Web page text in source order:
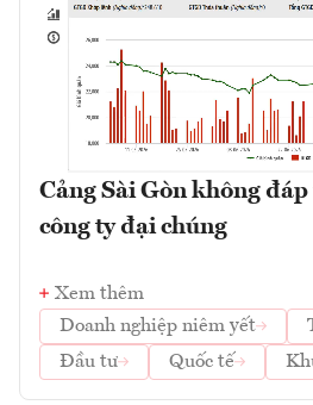
Cảng Sài Gòn không
công ty đại chúng
Xem thêm
Doanh nghiệp niêm yết
Đầu tư
Quốc tế